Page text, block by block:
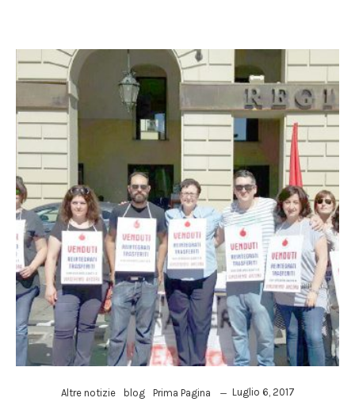
Altre notizie blog Prima Pagina Luglio 6, 2017